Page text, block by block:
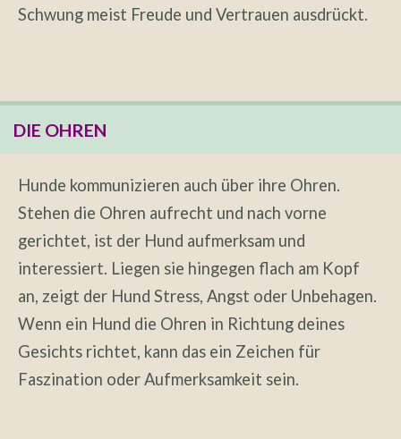
Schwung meist Freude und Vertrauen ausdrückt.
DIE OHREN
Hunde kommunizieren auch über ihre Ohren.
Stehen die Ohren aufrecht und nach vorne
gerichtet, ist der Hund aufmerksam und
interessiert. Liegen sie hingegen flach am Kopf
an, zeigt der Hund Stress, Angst oder Unbehagen.
Wenn ein Hund die Ohren in Richtung deines
Gesichts richtet, kann das ein Zeichen für
Faszination oder Aufmerksamkeit sein.